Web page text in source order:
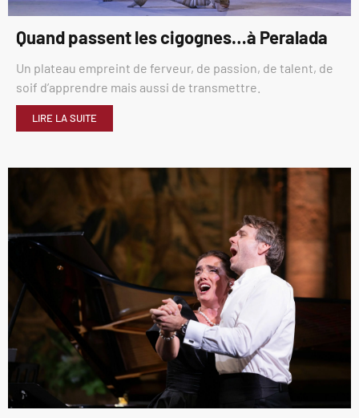
Quand passent les cigognes…à Peralada
Un plateau empreint de ferveur, de passion, de talent, de
soif d’apprendre mais aussi de transmettre.
LIRE LA SUITE